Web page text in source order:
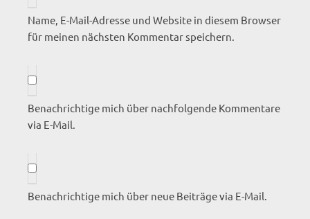
Name, E-Mail-Adresse und Website in diesem Browser
für meinen nächsten Kommentar speichern.
Benachrichtige mich über nachfolgende Kommentare
via E-Mail.
Benachrichtige mich über neue Beiträge via E-Mail.